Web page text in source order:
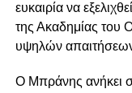
ευκαιρία να
της Ακαδημίας του
υψηλών απαιτήσεων
Ο Μπράνης ανήκει